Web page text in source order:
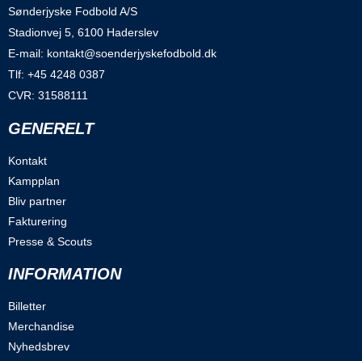
Sønderjyske Fodbold A/S
Stadionvej 5, 6100 Haderslev
E-mail: kontakt@soenderjyskefodbold.dk
Tlf: +45 4248 0387
CVR: 31588111
GENERELT
Kontakt
Kampplan
Bliv partner
Fakturering
Presse & Scouts
INFORMATION
Billetter
Merchandise
Nyhedsbrev